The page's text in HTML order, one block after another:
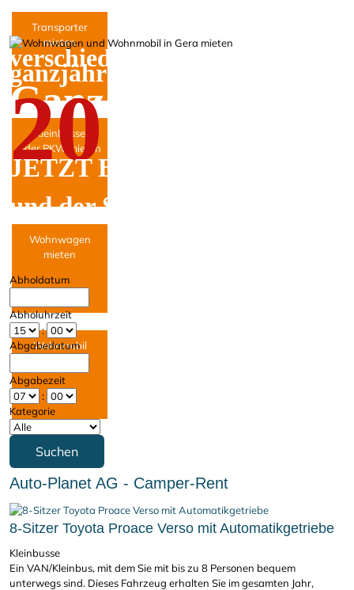
Transporter
mieten
Kleinbusse
oder PKW mieten
Wohnwagen
mieten
Wohnmobil
verschiedene Wohnmobile und
ganzjährig zur Miete.
Ganz entspannt
20
JETZT BUCHEN
und der Sonne
Abholdatum
Abholuhrzeit
:
Abgabedatum
Abgabezeit
:
Kategorie
Suchen
Auto-Planet AG - Camper-Rent
8-Sitzer Toyota Proace Verso mit Automatikgetriebe
Kleinbusse
Ein VAN/Kleinbus, mit dem Sie mit bis zu 8 Personen bequem
unterwegs sind. Dieses Fahrzeug erhalten Sie im gesamten Jahr,